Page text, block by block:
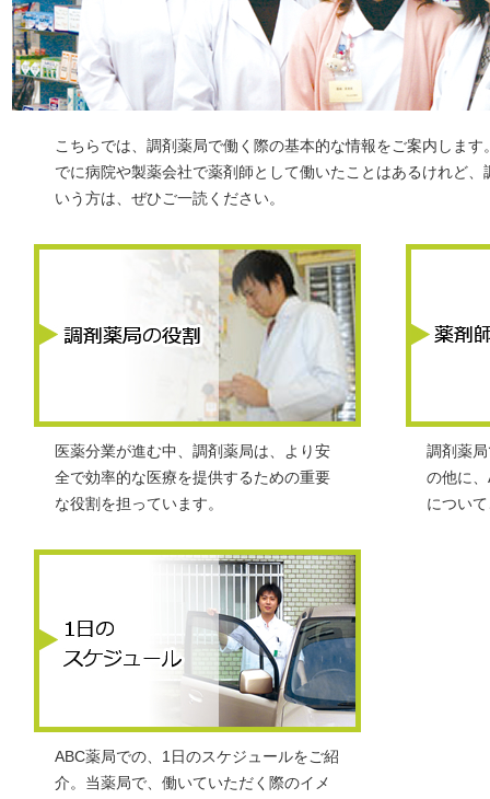
こちらでは、調剤薬局で働く際の基本的な情報をご案内しま
でに病院や製薬会社で薬剤師として働いたことはあるけれど
いう方は、ぜひご一読ください。
医薬分業が進む中、調剤薬局は、より安
全で効率的な医療を提供するための重要
な役割を担っています。
調剤薬
の他に
につい
ABC薬局での、1日のスケジュールをご紹
介。当薬局で、働いていただく際のイメ